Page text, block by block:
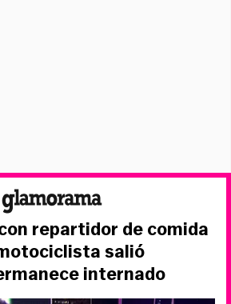
repartidor de comida
salió
internado